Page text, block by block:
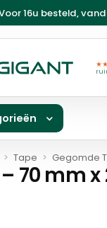
16u besteld,
> Tape > Gegomde
70 mm